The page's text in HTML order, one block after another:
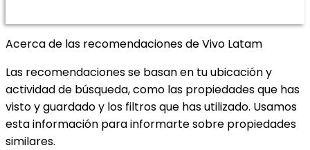
Acerca de las recomendaciones de Vivo Latam
Las recomendaciones se basan en tu ubicación y
actividad de búsqueda, como las propiedades que has
visto y guardado y los filtros que has utilizado. Usamos
esta información para informarte sobre propiedades
similares.